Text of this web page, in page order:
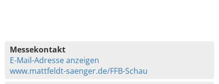
Messekontakt
E-Mail-Adresse anzeigen
www.mattfeldt-saenger.de/FFB-Schau